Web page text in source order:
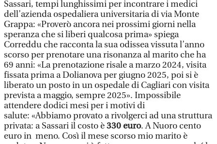
Sassari, tempi lunghissimi per incontrare i medici
dell’azienda ospedaliera universitaria di via Monte
Grappa: «Proverò ancora nei prossimi giorni nella
speranza che si liberi qualcosa prima» spiega
Correddu che racconta la sua odissea vissuta l’anno
scorso per prenotare una risonanza al marito che ha
69 anni: «La prenotazione risale a marzo 2024, visita
fissata prima a Dolianova per giugno 2025, poi si è
liberato un posto in un ospedale di Cagliari con visita
prevista a maggio, sempre 2025». Impossibile
attendere dodici mesi per i motivi di
salute: «Abbiamo provato a rivolgerci ad una struttura
privata: a Sassari il costo è330 euro. A Nuoro cento
euro in meno. Così il mese scorso mio marito è